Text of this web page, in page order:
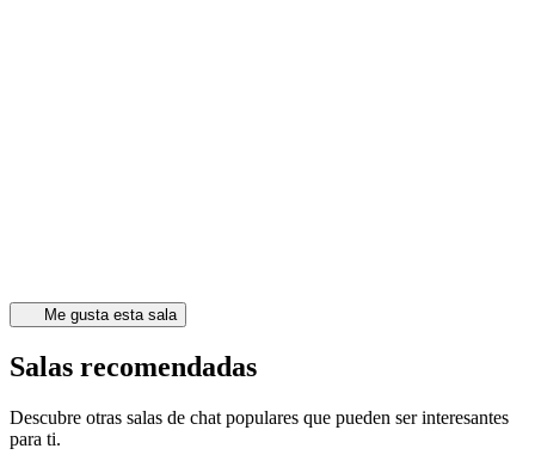
Me gusta esta sala
Salas recomendadas
Descubre otras salas de chat populares que pueden ser interesantes
para ti.